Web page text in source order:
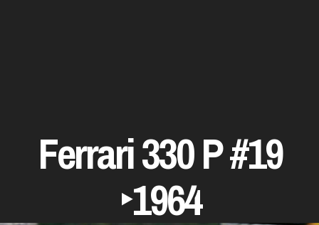
Ferrari 330 P #19
‣1964